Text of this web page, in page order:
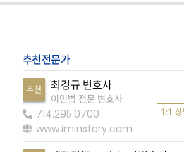
추천전문가
추천 최경규 변호사
이민법 전문 변호사
714.295.0700
www.iminstory.com
1:1